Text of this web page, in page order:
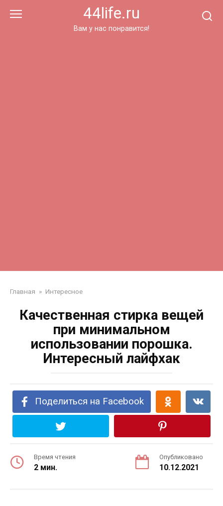
44life.ru
Вам у нас понравится!
Главная » Интересное
Качественная стирка вещей
при минимальном
использовании порошка.
Интересный лайфхак
Поделиться на Facebook
Время чтения
2 мин.
Опубликовано
10.12.2021